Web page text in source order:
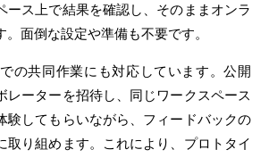
ース上で結果を確認し、そのままオンラ
面倒な設定や準備も不要です。
の共同作業にも対応しています。公開
レーターを招待し、同じワークスペース
験してもらいながら、フィードバックの
取り組めます。これにより、プロトタイ